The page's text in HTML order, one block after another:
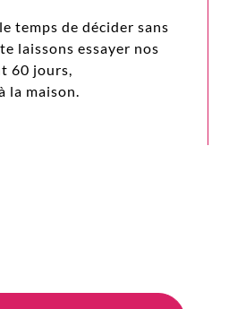
temps de décider sans
laissons essayer nos
60 jours,
maison.